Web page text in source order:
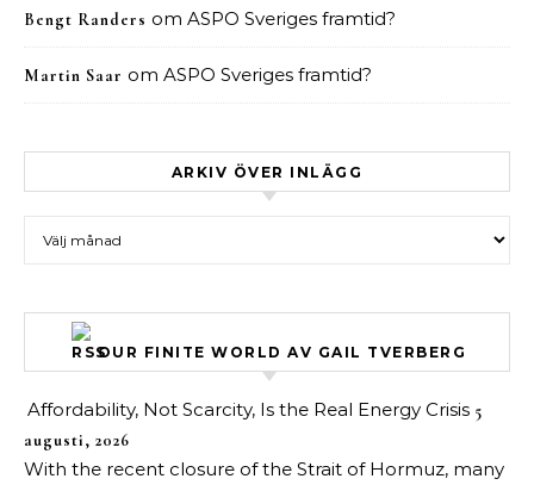
Bengt Randers om ASPO Sveriges framtid?
Martin Saar om ASPO Sveriges framtid?
ARKIV ÖVER INLÄGG
OUR FINITE WORLD AV GAIL TVERBERG
Affordability, Not Scarcity, Is the Real Energy Crisis 5
augusti, 2026
With the recent closure of the Strait of Hormuz, many